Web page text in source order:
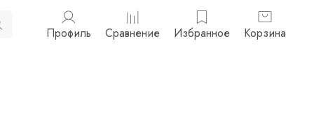
Профиль Сравнение Избранное Корзина